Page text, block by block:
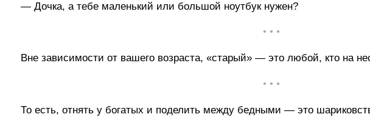
— Дочка, а тебе маленький или большой ноутбук нужен?
• • •
Вне зависимости от вашего возраста, «старый» — это любой, кто на
• • •
То есть, отнять у богатых и поделить между бедными — это